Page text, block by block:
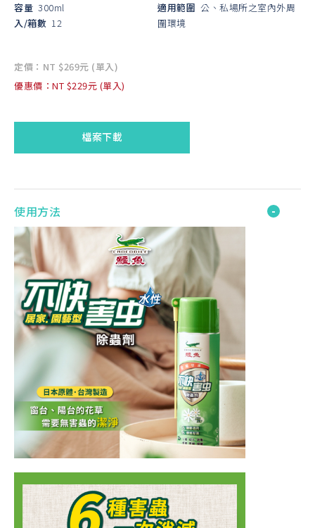
容量 300ml
入/箱數 12
適用範圍 公、私場所之室內外周
圍環境
定價：NT $269元 (單入)
優惠價：NT $229元 (單入)
檔案下載
使用方法